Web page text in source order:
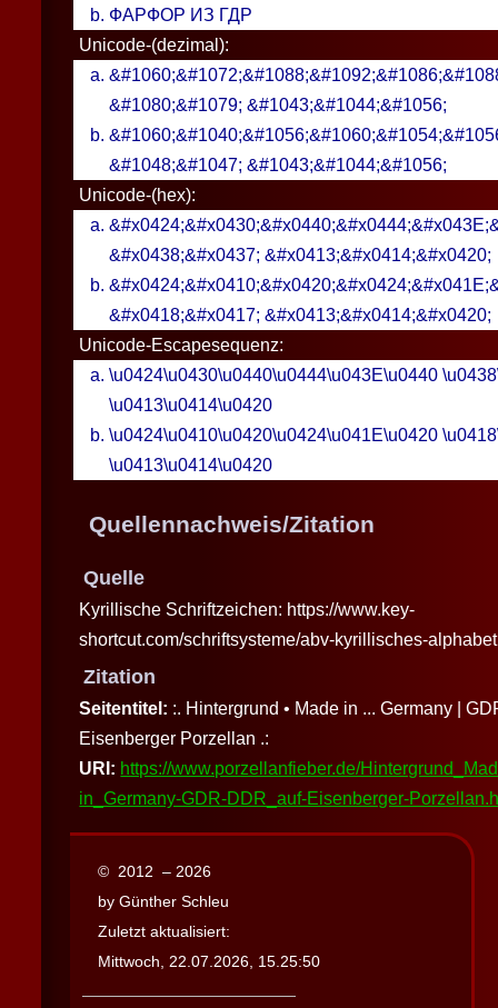
ФАРФОР ИЗ ГДР
Unicode-(dezimal):
&#1080;&#1079; &#1043;&#1044;&#1056;
&#1048;&#1047; &#1043;&#1044;&#1056;
Unicode-(hex):
&#x0438;&#x0437; &#x0413;&#x0414;&#x0420;
&#x0418;&#x0417; &#x0413;&#x0414;&#x0420;
Unicode-Escapesequenz:
\u0424\u0430\u0440\u0444\u043E\u0440
\u0413\u0414\u0420
\u0424\u0410\u0420\u0424\u041E\u0420
\u0413\u0414\u0420
Quellennachweis/Zitation
Quelle
Kyrillische Schriftzeichen: https://www.key-
shortcut.com/schriftsysteme/abv-kyrillisches-
Zitation
Seitentitel: :. Hintergrund • Made in ... Germany |
Eisenberger Porzellan .:
URI: https://www.porzellanfieber.de/
in_Germany-GDR-DDR_auf-Eisenberger-
© 2012 – 2026
by Günther Schleu
Zuletzt aktualisiert:
Mittwoch, 22.07.2026, 15.25:50